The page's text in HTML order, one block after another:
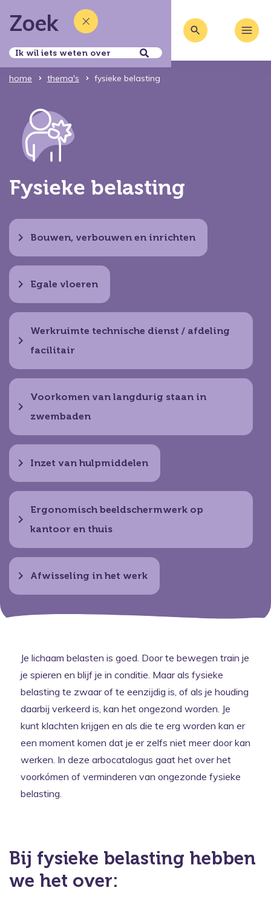
Zoek
home thema's fysieke belasting
Fysieke belasting
Bouwen, verbouwen en inrichten
Egale vloeren
Werkruimte technische dienst / afdeling
facilitair
Voorkomen van langdurig staan in
zwembaden
Inzet van hulpmiddelen
Ergonomisch beeldschermwerk op
kantoor en thuis
Afwisseling in het werk
Je lichaam belasten is goed. Door te bewegen train je
je spieren en blijf je in conditie. Maar als fysieke
belasting te zwaar of te eenzijdig is, of als je houding
daarbij verkeerd is, kan het ongezond worden. Je
kunt klachten krijgen en als die te erg worden kan er
een moment komen dat je er zelfs niet meer door kan
werken. In deze arbocatalogus gaat het over het
voorkómen of verminderen van ongezonde fysieke
belasting.
Bij fysieke belasting hebben
we het over: